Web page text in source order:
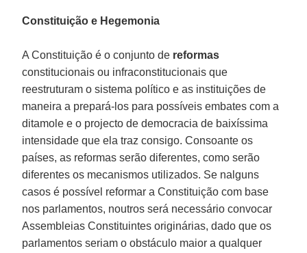
Constituição e Hegemonia
A Constituição é o conjunto de reformas
constitucionais ou infraconstitucionais que
reestruturam o sistema político e as instituições de
maneira a prepará-los para possíveis embates com a
ditamole e o projecto de democracia de baixíssima
intensidade que ela traz consigo. Consoante os
países, as reformas serão diferentes, como serão
diferentes os mecanismos utilizados. Se nalguns
casos é possível reformar a Constituição com base
nos parlamentos, noutros será necessário convocar
Assembleias Constituintes originárias, dado que os
parlamentos seriam o obstáculo maior a qualquer